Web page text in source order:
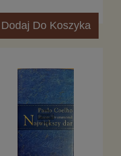
Dodaj Do Koszyka